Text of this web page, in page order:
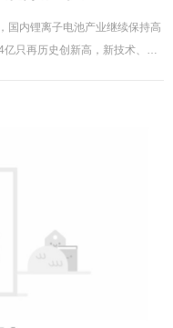
国内锂离子电池产业继续保持高
只再历史创新高，新技术、新
速将进一步降至5%左右，而笔
戴设备、无人机等新兴产品增
产量将突破120万辆，增幅比
速将保持在15%上下。在此带动
420亿美元，保持较平稳增长。